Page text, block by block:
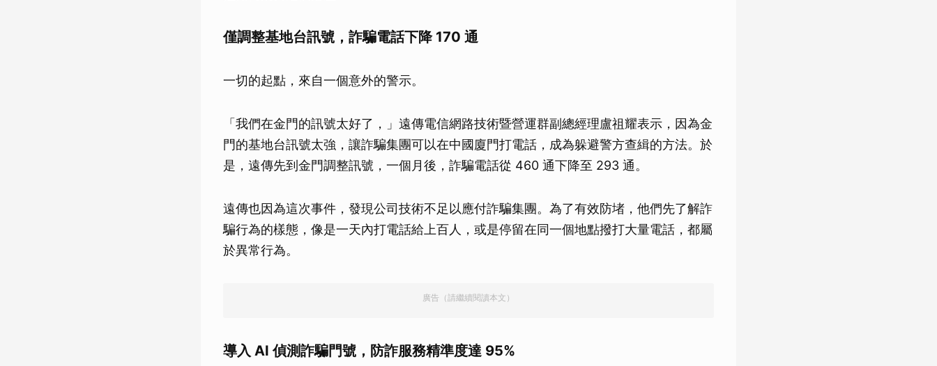
僅調整基地台訊號，詐騙電話下降 170 通
一切的起點，來自一個意外的警示。
「我們在金門的訊號太好了，」遠傳電信網路技術暨營運群副總經理盧祖耀表示，因為金
門的基地台訊號太強，讓詐騙集團可以在中國廈門打電話，成為躲避警方查緝的方法。於
是，遠傳先到金門調整訊號，一個月後，詐騙電話從 460 通下降至 293 通。
遠傳也因為這次事件，發現公司技術不足以應付詐騙集團。為了有效防堵，他們先了解詐
騙行為的樣態，像是一天內打電話給上百人，或是停留在同一個地點撥打大量電話，都屬
於異常行為。
廣告（請繼續閱讀本文）
導入 AI 偵測詐騙門號，防詐服務精準度達 95%